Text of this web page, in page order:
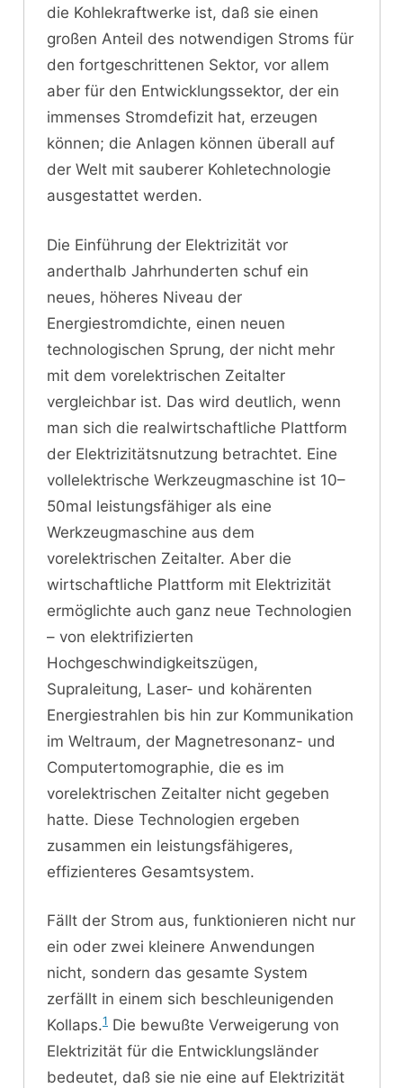
die Kohlekraftwerke ist, daß sie einen
großen Anteil des notwendigen Stroms für
den fortgeschrittenen Sektor, vor allem
aber für den Entwicklungssektor, der ein
immenses Stromdefizit hat, erzeugen
können; die Anlagen können überall auf
der Welt mit sauberer Kohletechnologie
ausgestattet werden.
Die Einführung der Elektrizität vor
anderthalb Jahrhunderten schuf ein
neues, höheres Niveau der
Energiestromdichte, einen neuen
technologischen Sprung, der nicht mehr
mit dem vorelektrischen Zeitalter
vergleichbar ist. Das wird deutlich, wenn
man sich die realwirtschaftliche Plattform
der Elektrizitätsnutzung betrachtet. Eine
vollelektrische Werkzeugmaschine ist 10–
50mal leistungsfähiger als eine
Werkzeugmaschine aus dem
vorelektrischen Zeitalter. Aber die
wirtschaftliche Plattform mit Elektrizität
ermöglichte auch ganz neue Technologien
– von elektrifizierten
Hochgeschwindigkeitszügen,
Supraleitung, Laser- und kohärenten
Energiestrahlen bis hin zur Kommunikation
im Weltraum, der Magnetresonanz- und
Computertomographie, die es im
vorelektrischen Zeitalter nicht gegeben
hatte. Diese Technologien ergeben
zusammen ein leistungsfähigeres,
effizienteres Gesamtsystem.
Fällt der Strom aus, funktionieren nicht nur
ein oder zwei kleinere Anwendungen
nicht, sondern das gesamte System
zerfällt in einem sich beschleunigenden
Kollaps.1 Die bewußte Verweigerung von
Elektrizität für die Entwicklungsländer
bedeutet, daß sie nie eine auf Elektrizität